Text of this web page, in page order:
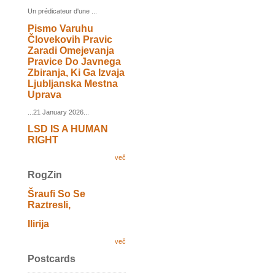
Un prédicateur d'une ...
Pismo Varuhu
Človekovih Pravic
Zaradi Omejevanja
Pravice Do Javnega
Zbiranja, Ki Ga Izvaja
Ljubljanska Mestna
Uprava
...21 January 2026...
LSD IS A HUMAN
RIGHT
več
RogZin
Šraufi So Se
Raztresli,
Ilirija
več
Postcards